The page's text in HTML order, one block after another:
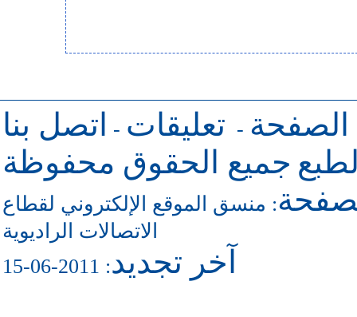
الصفحة - تعليقات -
اتصل بنا
جميع الحقوق محفوظة
: منسق الموقع الإلكتروني لقطاع
الاتصالات الراديوية
آخر تجديد: 2011-06-15